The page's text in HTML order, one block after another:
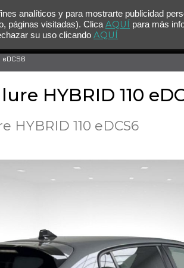
eDCS6
HYBRID 110
HYBRID 110 eDCS6
analíticos y para mostrarte publicidad
páginas visitadas). Clica AQUÍ para más
su uso clicando AQUÍ